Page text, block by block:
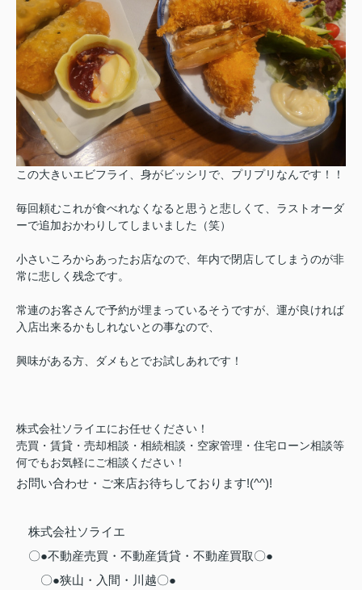
この大きいエビフライ、身がビッシリで、プリプリなんです！！
毎回頼むこれが食べれなくなると思うと悲しくて、ラストオーダ
ーで追加おかわりしてしまいました（笑）
小さいころからあったお店なので、年内で閉店してしまうのが非
常に悲しく残念です。
常連のお客さんで予約が埋まっているそうですが、運が良ければ
入店出来るかもしれないとの事なので、
興味がある方、ダメもとでお試しあれです！
株式会社ソライエにお任せください！
売買・賃貸・売却相談・相続相談・ 空家管理・住宅ローン相談等
何でもお気軽にご相談ください！
お問い合わせ・ご来店お待ちしております!(^^)!
株式会社ソライエ
〇●不動産売買・不動産賃貸・不動産買取〇●
〇●狭山・入間・川越〇●